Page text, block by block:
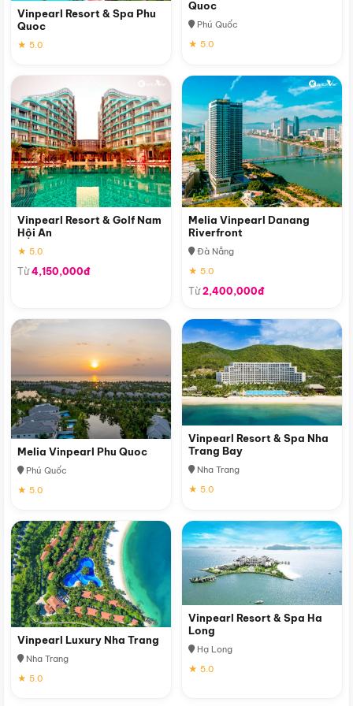
Vinpearl Resort & Spa Phu
Quoc
★ 5.0
Quoc
Phú Quốc
★ 5.0
Vinpearl Resort & Golf Nam
Hội An
★ 5.0
Từ4,150,000đ
Melia Vinpearl Danang
Riverfront
Đà Nẵng
★ 5.0
Từ2,400,000đ
Melia Vinpearl Phu Quoc
Phú Quốc
★ 5.0
Vinpearl Resort & Spa Nha
Trang Bay
Nha Trang
★ 5.0
Vinpearl Luxury Nha Trang
Nha Trang
★ 5.0
Vinpearl Resort & Spa Ha
Long
Hạ Long
★ 5.0